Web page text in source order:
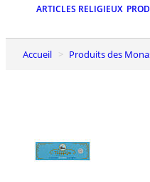
ARTICLES RELIGIEUX
Accueil Produits des